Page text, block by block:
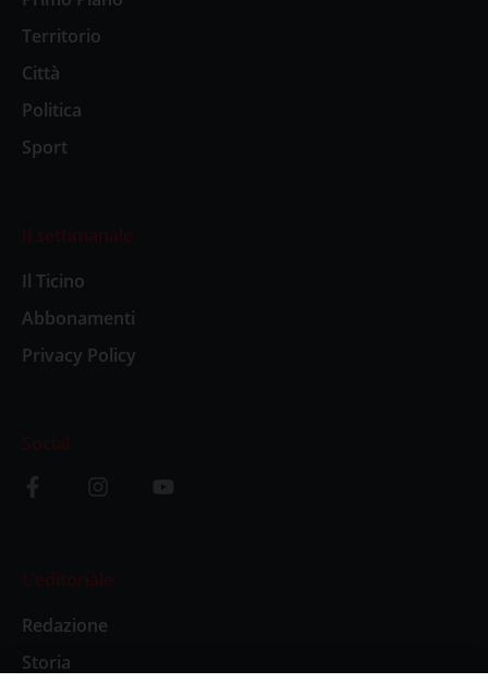
Territorio
Città
Politica
Sport
Il settimanale
Il Ticino
Abbonamenti
Privacy Policy
Social
L’editoriale
Redazione
Storia